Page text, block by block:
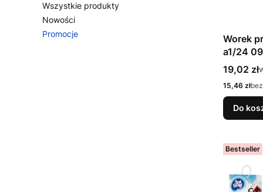
Wszystkie produkty
Nowości
Promocje
Worek
a1/24
Cena
19,02 zł
Cena netto
15,46 zł
Do
Bestseller